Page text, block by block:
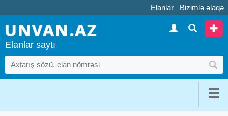
Elanlar Bizimlə əlaqə
Elanlar saytı